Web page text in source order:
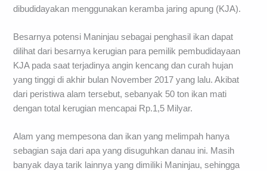
dibudidayakan menggunakan keramba jaring apung (KJA).
Besarnya potensi Maninjau sebagai penghasil ikan dapat
dilihat dari besarnya kerugian para pemilik pembudidayaan
KJA pada saat terjadinya angin kencang dan curah hujan
yang tinggi di akhir bulan November 2017 yang lalu. Akibat
dari peristiwa alam tersebut, sebanyak 50 ton ikan mati
dengan total kerugian mencapai Rp.1,5 Milyar.
Alam yang mempesona dan ikan yang melimpah hanya
sebagian saja dari apa yang disuguhkan danau ini. Masih
banyak daya tarik lainnya yang dimiliki Maninjau, sehingga